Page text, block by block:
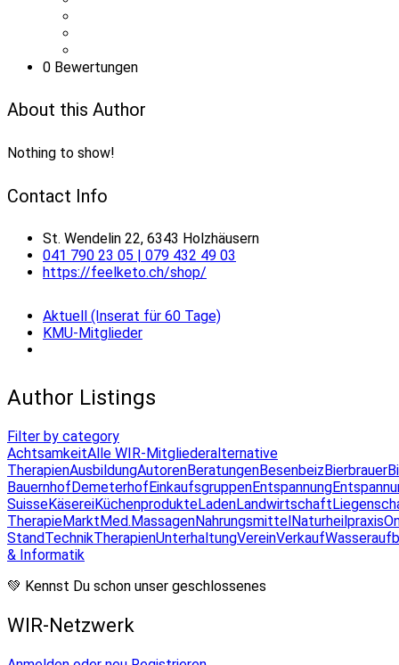
0 Bewertungen
About this Author
Nothing to show!
Contact Info
St. Wendelin 22, 6343 Holzhäusern
041 790 23 05 | 079 432 49 03
https://feelketo.ch/shop/
Aktuell (Inserat für 60 Tage)
KMU-Mitglieder
Author Listings
Filter by category
AchtsamkeitAlle WIR-Mitgliederalternative
TherapienAusbildungAutorenBeratungenBesenbeizBierbrauer
BauernhofDemeterhofEinkaufsgruppenEntspannung
SuisseKäsereiKüchenprodukteLadenLandwirtschaft
TherapieMarktMed.MassagenNahrungsmittelNaturheilpraxis
StandTechnikTherapienUnterhaltungVereinVerkauf
& Informatik
💚 Kennst Du schon unser geschlossenes
WIR-Netzwerk